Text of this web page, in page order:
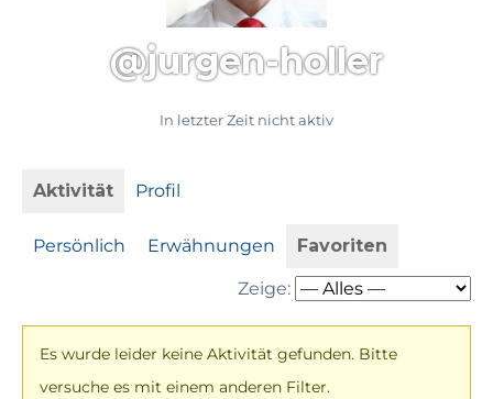
@jurgen-holler
In letzter Zeit nicht aktiv
Aktivität Profil
Persönlich Erwähnungen Favoriten
Zeige:
Es wurde leider keine Aktivität gefunden. Bitte
versuche es mit einem anderen Filter.